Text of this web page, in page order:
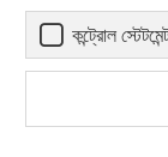
কন্ট্রোল